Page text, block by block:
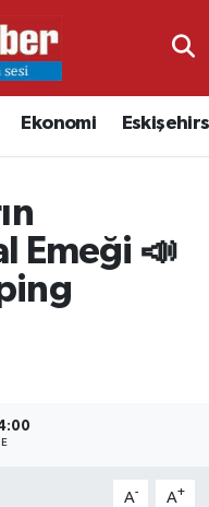
Ekonomi
Emeği 📣
A- A+
Fikstür